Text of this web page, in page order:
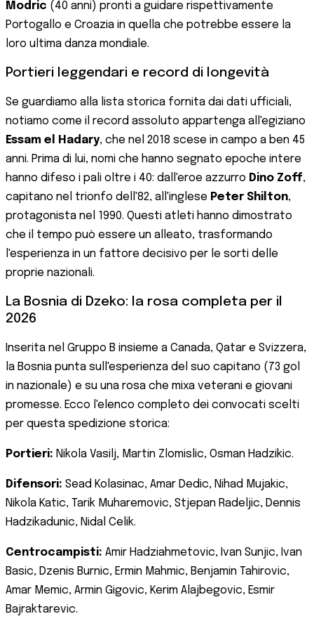
Modric (40 anni) pronti a guidare rispettivamente
Portogallo e Croazia in quella che potrebbe essere la
loro ultima danza mondiale.
Portieri leggendari e record di longevità
Se guardiamo alla lista storica fornita dai dati ufficiali,
notiamo come il record assoluto appartenga all'egiziano
Essam el Hadary, che nel 2018 scese in campo a ben 45
anni. Prima di lui, nomi che hanno segnato epoche intere
hanno difeso i pali oltre i 40: dall'eroe azzurro Dino Zoff,
capitano nel trionfo dell'82, all'inglese Peter Shilton,
protagonista nel 1990. Questi atleti hanno dimostrato
che il tempo può essere un alleato, trasformando
l'esperienza in un fattore decisivo per le sorti delle
proprie nazionali.
La Bosnia di Dzeko: la rosa completa per il
2026
Inserita nel Gruppo B insieme a Canada, Qatar e Svizzera,
la Bosnia punta sull'esperienza del suo capitano (73 gol
in nazionale) e su una rosa che mixa veterani e giovani
promesse. Ecco l'elenco completo dei convocati scelti
per questa spedizione storica:
Portieri: Nikola Vasilj, Martin Zlomislic, Osman Hadzikic.
Difensori: Sead Kolasinac, Amar Dedic, Nihad Mujakic,
Nikola Katic, Tarik Muharemovic, Stjepan Radeljic, Dennis
Hadzikadunic, Nidal Celik.
Centrocampisti: Amir Hadziahmetovic, Ivan Sunjic, Ivan
Basic, Dzenis Burnic, Ermin Mahmic, Benjamin Tahirovic,
Amar Memic, Armin Gigovic, Kerim Alajbegovic, Esmir
Bajraktarevic.